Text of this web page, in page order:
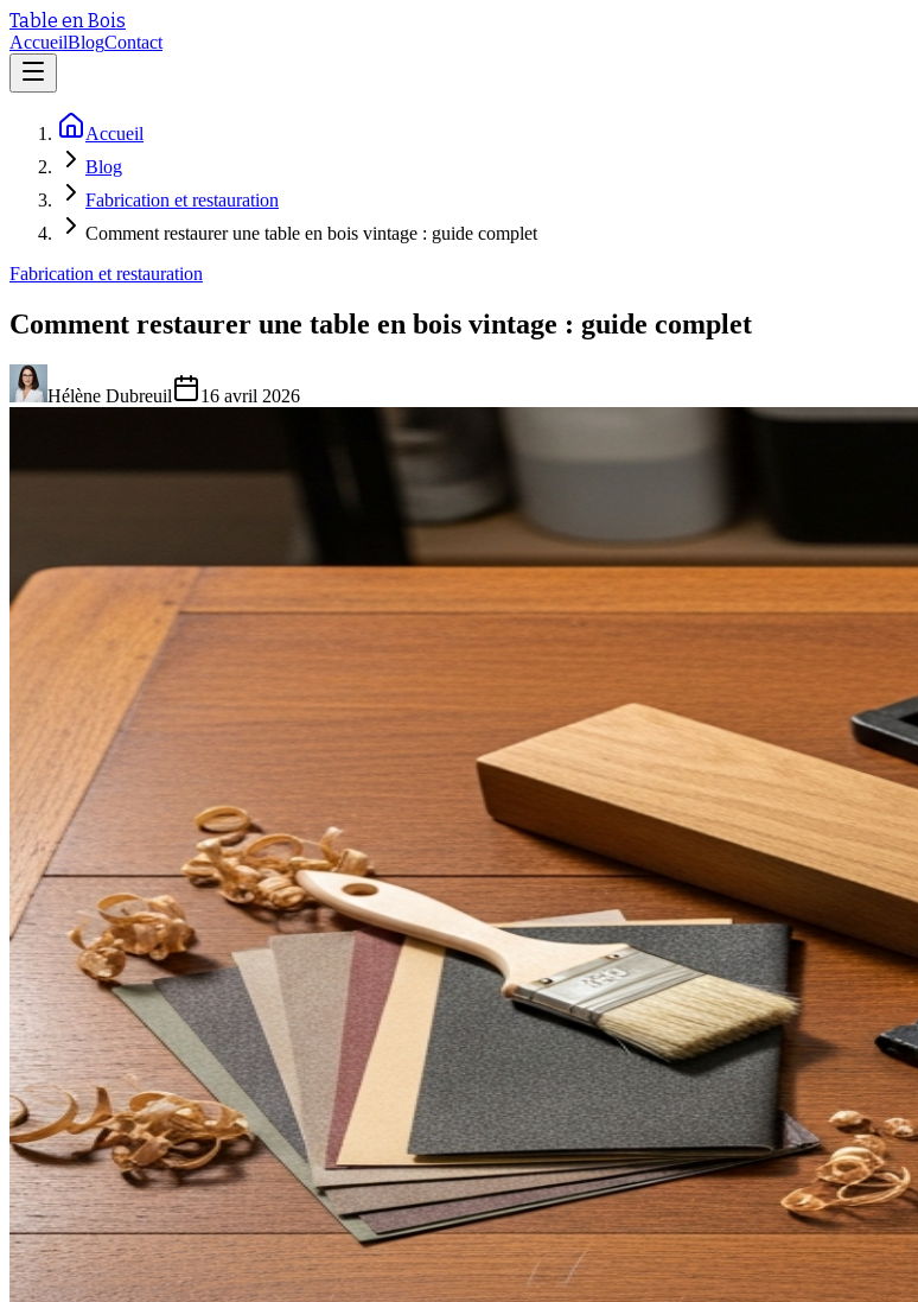
Table en Bois
AccueilBlogContact
Accueil
Blog
Fabrication et restauration
Comment restaurer une table en bois vintage : guide complet
Fabrication et restauration
Comment restaurer une table en bois vintage : guide complet
Hélène Dubreuil 16 avril 2026